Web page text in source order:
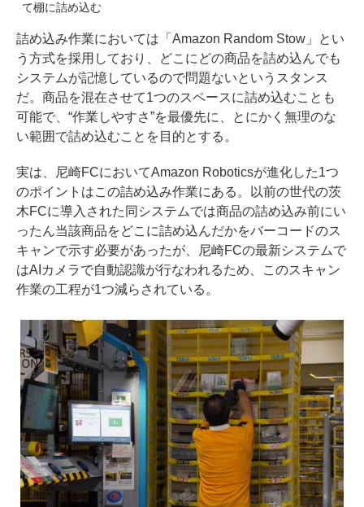
て棚に詰め込む
詰め込み作業においては「Amazon Random Stow」とい
う方式を採用しており、どこにどの商品を詰め込んでも
システムが記憶しているので問題ないというスタンス
だ。商品を混在させて1つのスペースに詰め込むことも
可能で、“作業しやすさ”を最優先に、とにかく無理のな
い範囲で詰め込むことを目的とする。
実は、尼崎FCにおいてAmazon Roboticsが進化した1つ
のポイントはこの詰め込み作業にある。以前の世代の茨
木FCに導入された同システムでは商品の詰め込み前にい
ったん当該商品をどこに詰め込んだかをバーコードのス
キャンで示す必要があったが、尼崎FCの最新システムで
はAIカメラで自動認識が行なわれるため、このスキャン
作業の工程が1つ減らされている。